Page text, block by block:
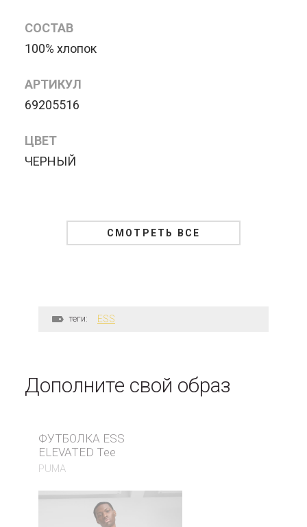
АРТИКУЛ
69205516
ЦВЕТ
ЧЕРНЫЙ
СОСТАВ
100% хлопок
СМОТРЕТЬ ВСЕ
теги: ESS
Дополните свой образ
ФУТБОЛКА ESS
ELEVATED Tee
PUMA